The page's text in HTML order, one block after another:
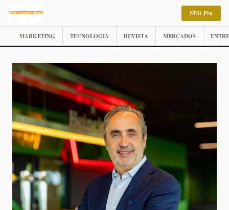
NEO Pro
MARKETING TECNOLOGIA REVISTA MERCADOS